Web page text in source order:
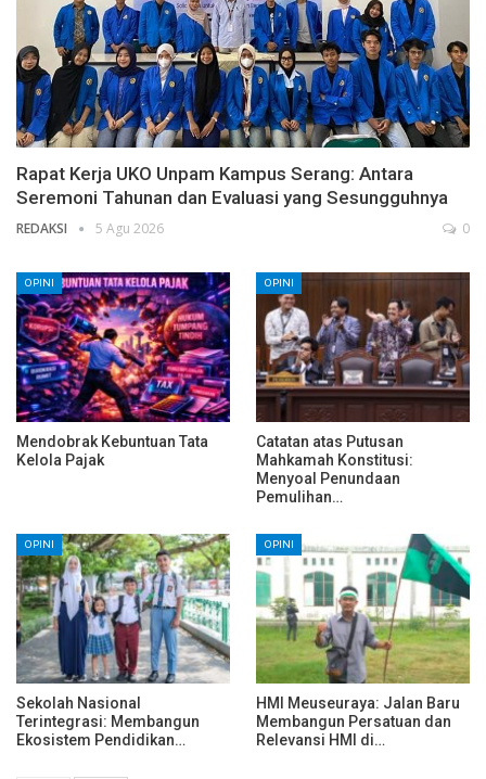
Rapat Kerja UKO Unpam Kampus Serang: Antara
Seremoni Tahunan dan Evaluasi yang Sesungguhnya
REDAKSI 5 Agu 2026 0
OPINI
Mendobrak Kebuntuan Tata
Kelola Pajak
OPINI
Catatan atas Putusan
Mahkamah Konstitusi:
Menyoal Penundaan
Pemulihan…
OPINI
Sekolah Nasional
Terintegrasi: Membangun
Ekosistem Pendidikan…
OPINI
HMI Meuseuraya: Jalan Baru
Membangun Persatuan dan
Relevansi HMI di…